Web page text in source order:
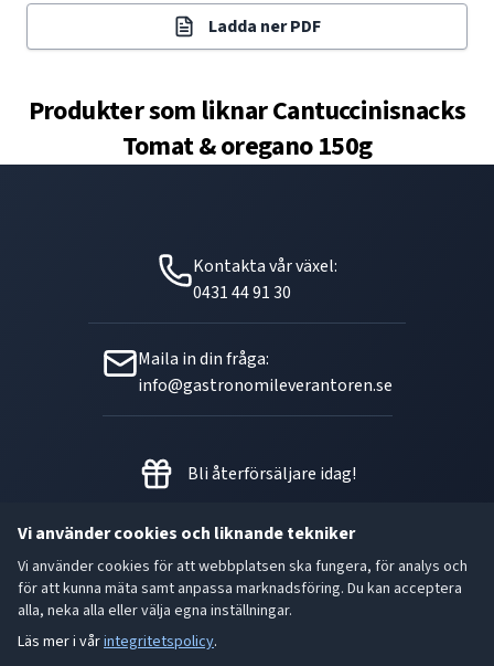
Vi använder cookies och liknande tekniker
Vi använder cookies för att webbplatsen ska fungera, för analys och
för att kunna mäta samt anpassa marknadsföring. Du kan acceptera
alla, neka alla eller välja egna inställningar.
Läs mer i vårintegritetspolicy.
Ladda ner PDF
Produkter som liknarCantuccinisnacks
Tomat & oregano 150g
Kontakta vår växel:
0431 44 91 30
Maila in din fråga:
info@gastronomileverantoren.se
Bli återförsäljare idag!
Metallgatan 21 B, 262 72
Ängelholm Orgnr: 556493-5780